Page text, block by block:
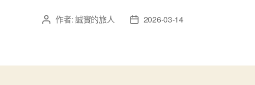
文 作者:誠實的旅人
文
日
2026-03-14